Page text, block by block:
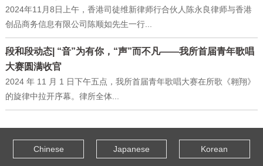
2024年11月8日上午，香港司徒维新律师行合伙人陈永良律师与香港
创品商务信息有限公司陈顺如先生一行...
段和段动态| “音”为有你，“声”而不凡——我所首届青年歌唱
大赛圆满收官
2024 年 11 月 1 日下午五点，我所首届青年歌唱大赛在所歌《翱翔》
的旋律中拉开序幕。律所全体...
Chinese Japanese Korean